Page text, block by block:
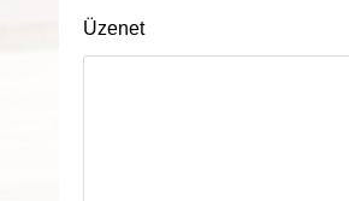
Üzenet